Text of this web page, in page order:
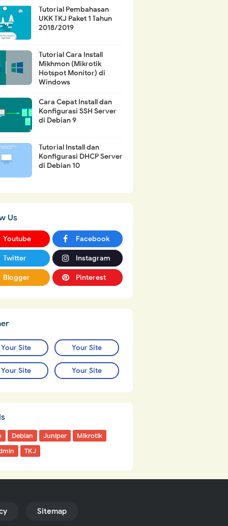
Tutorial Pembahasan
UKK TKJ Paket 1 Tahun
2018/2019
Tutorial Cara Install
Mikhmon (Mikrotik
Hotspot Monitor) di
Windows
Cara Cepat Install dan
Konfigurasi SSH Server
di Debian 9
Tutorial Install dan
Konfigurasi DHCP Server
di Debian 10
Us
Youtube Facebook
Twitter Instagram
Blogger Pinterest
Your Site Your Site
Your Site Your Site
Debian Juniper
Mikrotik
TKJ
Sitemap